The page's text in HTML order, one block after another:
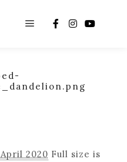
April 2020 Full size is